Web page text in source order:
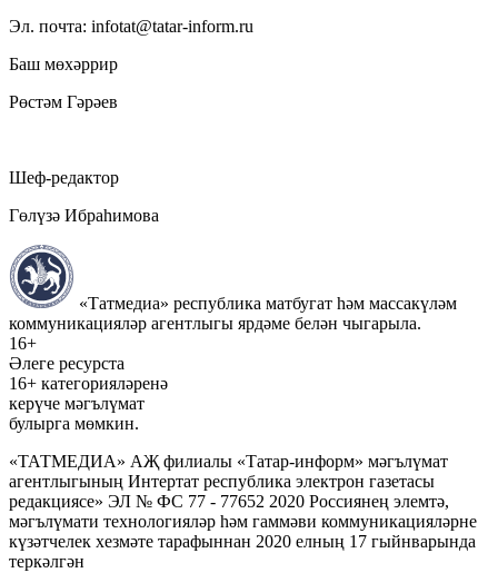
Эл. почта: infotat@tatar-inform.ru
Баш мөхәррир
Рөстәм Гәрәев
Шеф-редактор
Гөлүзә Ибраһимова
«Татмедиа» республика матбугат һәм массакүләм
коммуникацияләр агентлыгы ярдәме белән чыгарыла.
16+
Әлеге ресурста
16+ категорияләренә
керүче мәгълүмат
булырга мөмкин.
«ТАТМЕДИА» АҖ филиалы «Татар-информ» мәгълүмат
агентлыгының Интертат республика электрон газетасы
редакциясе» ЭЛ № ФС 77 - 77652 2020 Россиянең элемтә,
мәгълүмати технологияләр һәм гаммәви коммуникацияләрне
күзәтчелек хезмәте тарафыннан 2020 елның 17 гыйнварында
теркәлгән